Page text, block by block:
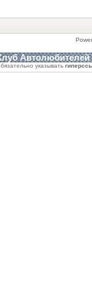
Автолюбителей
указывать